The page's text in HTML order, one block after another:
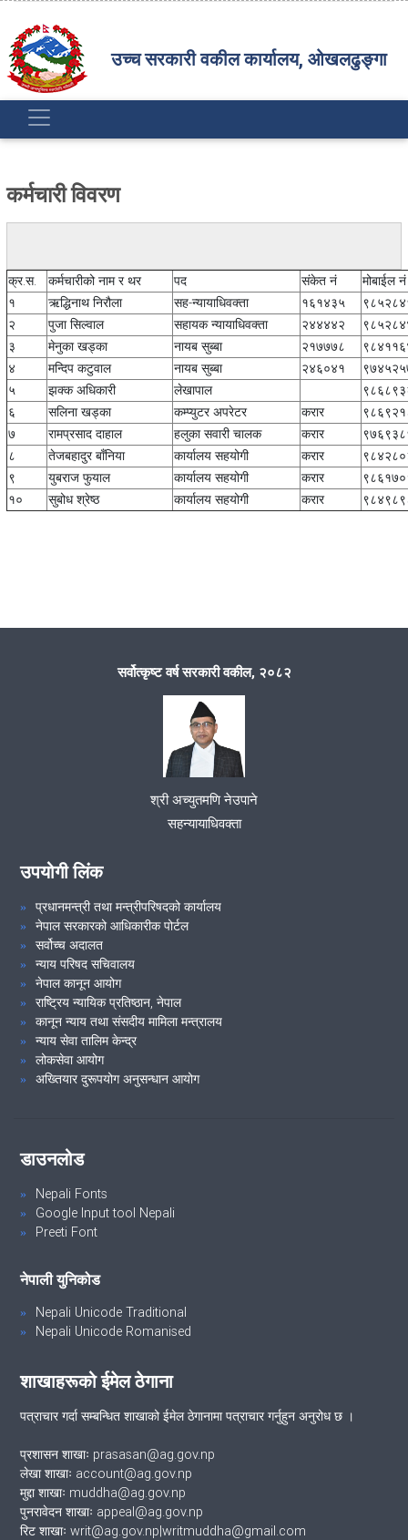
उच्च सरकारी वकील कार्यालय, ओखलढुङ्गा
कर्मचारी विवरण
क्र.स. कर्मचारीको नाम र थर पद संकेत नं
मोबाईल नं
१
ऋद्धिनाथ निरौला सह-न्यायाधिवक्ता १६१४३५
२
पुजा सिल्वाल सहायक न्यायाधिवक्ता २४४४४२
३
मेनुका खड्का नायब सुब्बा २१७७७८
४
मन्दिप कटुवाल नायब सुब्बा २४६०४१
५
झक्क अधिकारी लेखापाल
६
सलिना खड्का कम्प्युटर अपरेटर करार
७
रामप्रसाद दाहाल हलुका सवारी चालक करार
८
तेजबहादुर बाँनिया कार्यालय सहयोगी करार
९
युबराज फुयाल कार्यालय सहयोगी करार
१०
सुबोध श्रेष्ठ कार्यालय सहयोगी करार
सर्वोत्कृष्ट वर्ष सरकारी वकील, २०८२
श्री अच्युतमणि नेउपाने
सहन्यायाधिवक्ता
उपयोगी लिंक
प्रधानमन्त्री तथा मन्त्रीपरिषदको कार्यालय
नेपाल सरकारको आधिकारीक पोर्टल
सर्वोच्च अदालत
न्याय परिषद सचिवालय
नेपाल कानून आयोग
राष्ट्रिय न्यायिक प्रतिष्ठान, नेपाल
कानून न्याय तथा संसदीय मामिला मन्त्रालय
न्याय सेवा तालिम केन्द्र
लोकसेवा आयोग
अख्तियार दुरूपयोग अनुसन्धान आयोग
डाउनलोड
Nepali Fonts
Google Input tool Nepali
Preeti Font
नेपाली युनिकोड
Nepali Unicode Traditional
Nepali Unicode Romanised
शाखाहरूको ईमेल ठेगाना
पत्राचार गर्दा सम्बन्धित शाखाको ईमेल ठेगानामा पत्राचार गर्नुहुन अनुरोध छ ।
प्रशासन शाखाः prasasan@ag.gov.np
लेखा शाखाः account@ag.gov.np
मुद्दा शाखाः muddha@ag.gov.np
पुनरावेदन शाखाः appeal@ag.gov.np
रिट शाखाः writ@ag.gov.np|writmuddha@gmail.com